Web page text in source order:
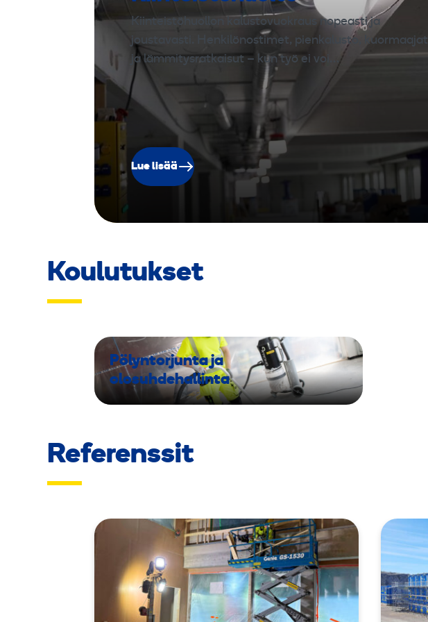
Kiinteistöhuollon kalustovuokraus nopeasti ja
joustavasti. Henkilönostimet, pienkalusto, kuormaajat
ja lämmitysratkaisut – kun työ ei voi…
Lue lisää
Koulutukset
Pölyntorjunta ja
olosuhdehallinta
Referenssit